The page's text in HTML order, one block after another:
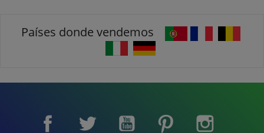
Países donde vendemos
Facebook Twitter YouTube Pinterest